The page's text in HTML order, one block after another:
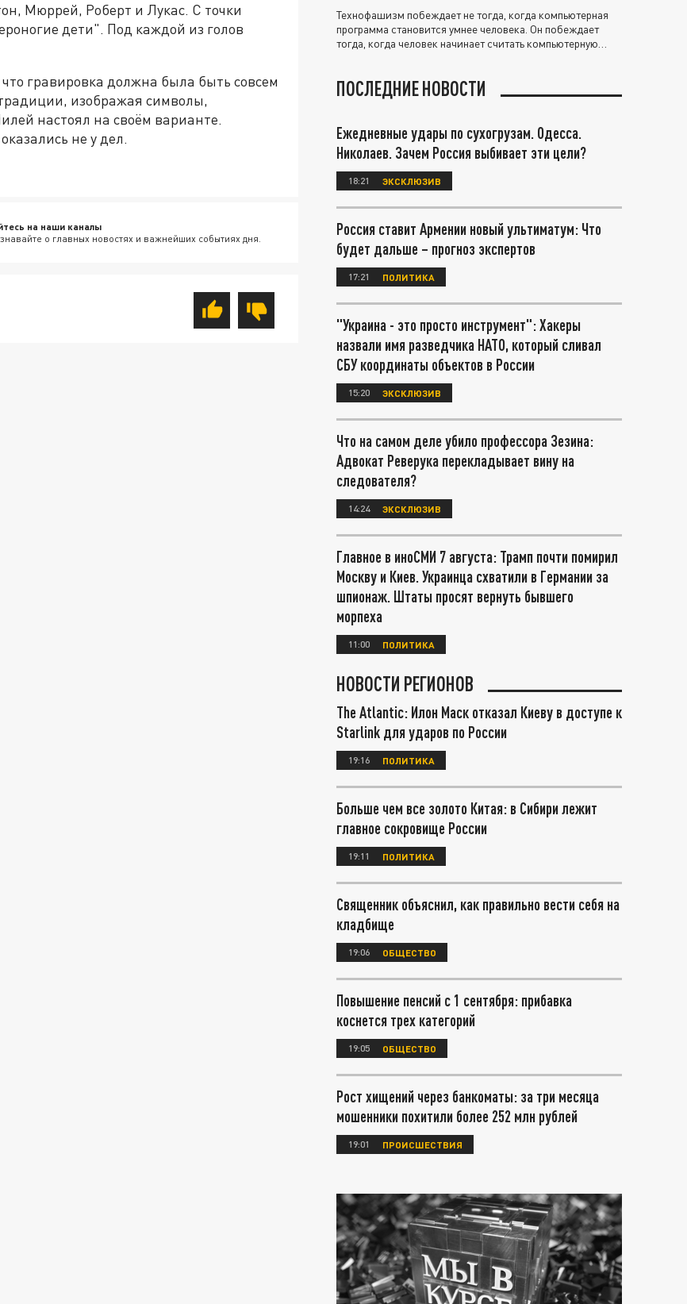
Мюррей, Роберт и Лукас. С точки
дети". Под каждой из голов
гравировка должна была быть совсем
изображая символы,
настоял на своём варианте.
не у дел.
на наши каналы
о главных новостях и важнейших событиях дня.
Технофашизм побеждает не тогда, когда компьютерная
программа становится умнее человека. Он побеждает
тогда, когда человек начинает считать компьютерную
ПОСЛЕДНИЕ НОВОСТИ
Ежедневные удары по сухогрузам. Одесса.
Николаев. Зачем Россия выбивает эти цели?
18:21 ЭКСКЛЮЗИВ
Россия ставит Армении новый ультиматум: Что
будет дальше – прогноз экспертов
17:21 ПОЛИТИКА
"Украина - это просто инструмент": Хакеры
назвали имя разведчика НАТО, который сливал
СБУ координаты объектов в России
15:20 ЭКСКЛЮЗИВ
Что на самом деле убило профессора Зезина:
Адвокат Реверука перекладывает вину на
следователя?
14:24 ЭКСКЛЮЗИВ
Главное в иноСМИ 7 августа: Трамп почти помирил
Москву и Киев. Украинца схватили в Германии за
шпионаж. Штаты просят вернуть бывшего
морпеха
11:00 ПОЛИТИКА
НОВОСТИ РЕГИОНОВ
The Atlantic: Илон Маск отказал Киеву в доступе к
Starlink для ударов по России
19:16 ПОЛИТИКА
Больше чем все золото Китая: в Сибири лежит
главное сокровище России
19:11 ПОЛИТИКА
Священник объяснил, как правильно вести себя на
кладбище
19:06 ОБЩЕСТВО
Повышение пенсий с 1 сентября: прибавка
коснется трех категорий
19:05 ОБЩЕСТВО
Рост хищений через банкоматы: за три месяца
мошенники похитили более 252 млн рублей
19:01 ПРОИСШЕСТВИЯ